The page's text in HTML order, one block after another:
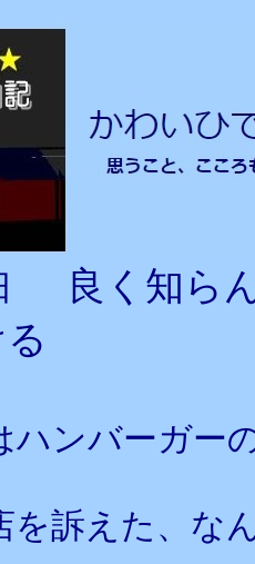
良く知ら
ハンバーガー
を訴えた、な